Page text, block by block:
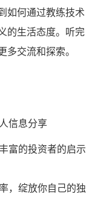
如何通过教练技术
的生活态度。听完
交流和探索。
信息分享
富的投资者的启示
，绽放你自己的独